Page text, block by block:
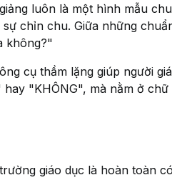
luôn là một hình mẫu
chỉn chu. Giữa những
không?"
cụ thầm lặng giúp người
"KHÔNG", mà nằm ở chữ
giáo dục là hoàn toàn